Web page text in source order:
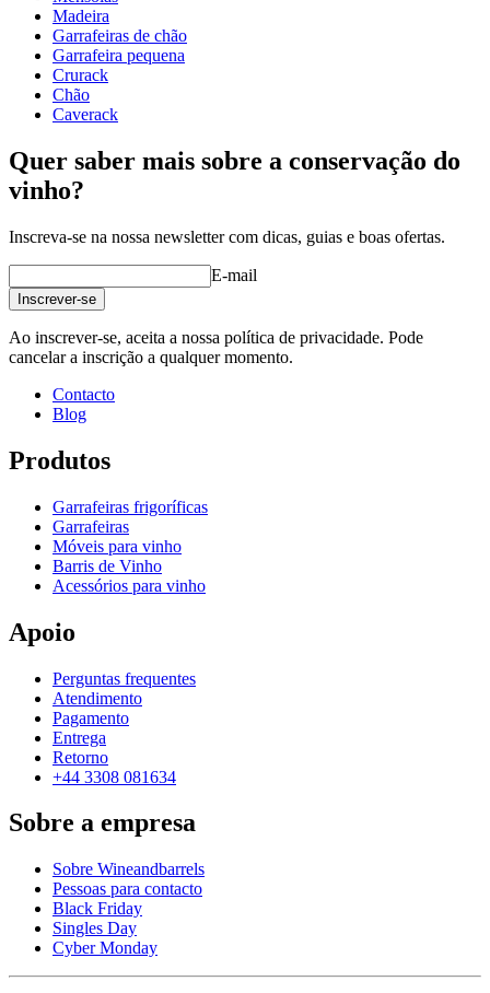
Veja exemplos de decoração com garrafeiras WINEREX aqui.
online de decoração de adegas (abre numa nova janela e requer que
tenha o Flash instalado)
Largura (cm)
profundidade (cm)
Peso (kg)31
Madeira
Garrafeiras de chão
Garrafeira pequena
Crurack
Chão
Caverack
Quer saber mais sobre a conservação do
vinho?
Inscreva-se na nossa newsletter com dicas, guias e boas ofertas.
E-mail
Inscrever-se
Ao inscrever-se, aceita a nossa política de privacidade. Pode
cancelar a inscrição a qualquer momento.
Contacto
Blog
Produtos
Garrafeiras frigoríficas
Garrafeiras
Móveis para vinho
Barris de Vinho
Acessórios para vinho
Apoio
Perguntas frequentes
Atendimento
Pagamento
Entrega
Retorno
+44 3308 081634
Sobre a empresa
Sobre Wineandbarrels
Pessoas para contacto
Black Friday
Singles Day
Cyber Monday